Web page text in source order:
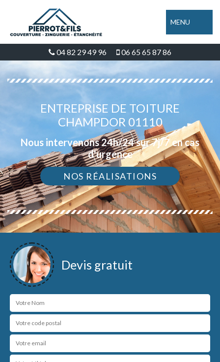
MENU
04 82 29 49 96 06 65 65 87 86
ENTREPRISE DE TOITURE
CHAMPDOR 01110
Nous intervenons 24h/24 sur 7j/7 en cas
d'urgence
NOS RÉALISATIONS
Devis gratuit